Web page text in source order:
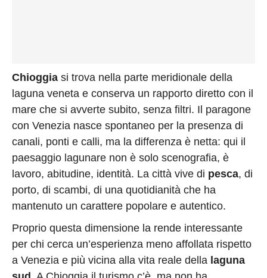
Chioggia si trova nella parte meridionale della
laguna veneta e conserva un rapporto diretto con il
mare che si avverte subito, senza filtri. Il paragone
con Venezia nasce spontaneo per la presenza di
canali, ponti e calli, ma la differenza è netta: qui il
paesaggio lagunare non è solo scenografia, è
lavoro, abitudine, identità. La città vive di pesca, di
porto, di scambi, di una quotidianità che ha
mantenuto un carattere popolare e autentico.
Proprio questa dimensione la rende interessante
per chi cerca un’esperienza meno affollata rispetto
a Venezia e più vicina alla vita reale della laguna